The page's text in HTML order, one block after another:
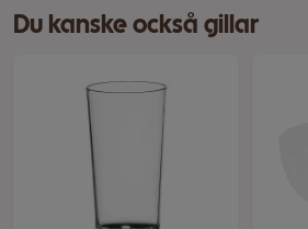
Du kanske också gillar